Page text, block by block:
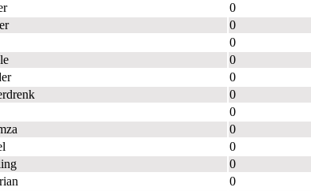
0
0
0
0
0
0
0
0
0
0
0